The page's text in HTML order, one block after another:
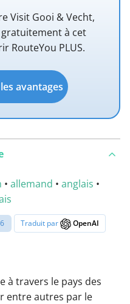
Visit Gooi & Vecht,
à cet
RouteYou PLUS.
avantages
• allemand • anglais •
Traduit par OpenAI
à travers le pays des
entre autres par le